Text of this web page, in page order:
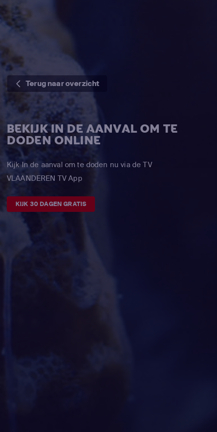
Terug naar overzicht
BEKIJK IN DE AANVAL OM TE
DODEN ONLINE
Kijk In de aanval om te doden nu via de TV
VLAANDEREN TV App
KIJK 30 DAGEN GRATIS